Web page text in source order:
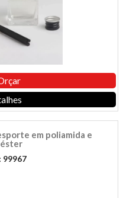
em poliamida e
99967